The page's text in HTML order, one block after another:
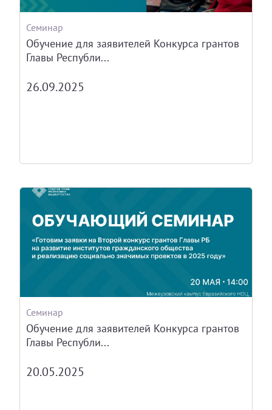
Семинар
Обучение для заявителей Конкурса грантов
Главы Республи...
26.09.2025
Семинар
Обучение для заявителей Конкурса грантов
Главы Республи...
20.05.2025